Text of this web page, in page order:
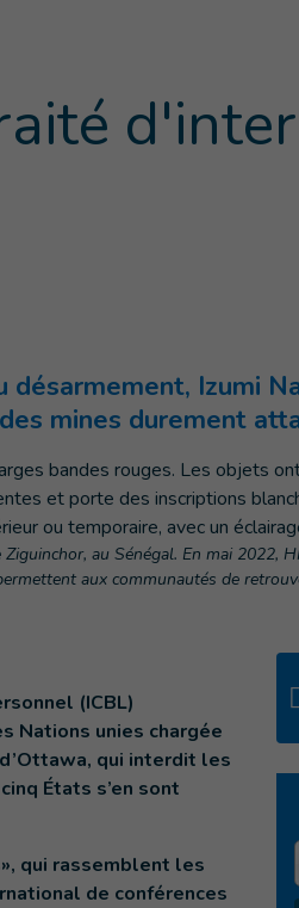
Izumi
mines durement
au Sénégal. En mai 2022,
aux communautés de
(ICBL)
Nations unies chargée
qui interdit les
États s’en sont
qui rassemblent les
de conférences